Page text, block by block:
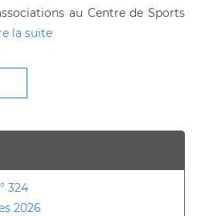
au Centre de Sports
la suite
324
2026